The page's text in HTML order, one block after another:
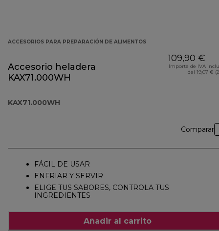
ACCESORIOS PARA PREPARACIÓN DE ALIMENTOS
Accesorio heladera
KAX71.000WH
KAX71.000WH
109,90 €
Importe de IVA
del 19,07 €
Comparar
FÁCIL DE USAR
ENFRIAR Y SERVIR
ELIGE TUS SABORES, CONTROLA TUS
INGREDIENTES
Añadir al carrito